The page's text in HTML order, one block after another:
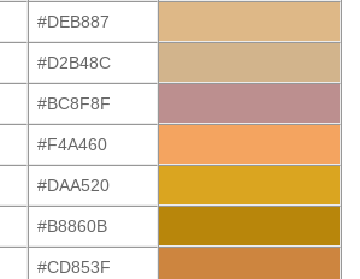
#DEB887
#D2B48C
#BC8F8F
#F4A460
#DAA520
#B8860B
#CD853F